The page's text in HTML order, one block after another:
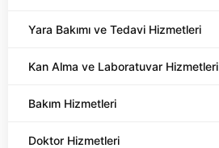
Yara Bakımı ve Tedavi Hizmetleri
Kan Alma ve Laboratuvar Hizmetleri
Bakım Hizmetleri
Doktor Hizmetleri